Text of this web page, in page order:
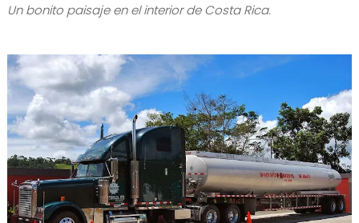
Un bonito paisaje en el interior de Costa Rica.